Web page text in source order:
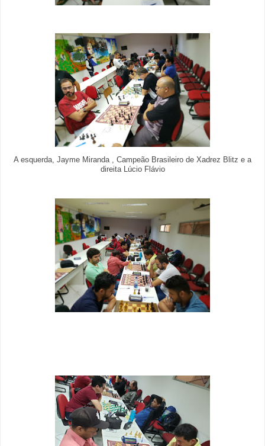
A esquerda, Jayme Miranda , Campeão Brasileiro de Xadrez Blitz e a
direita Lúcio Flávio